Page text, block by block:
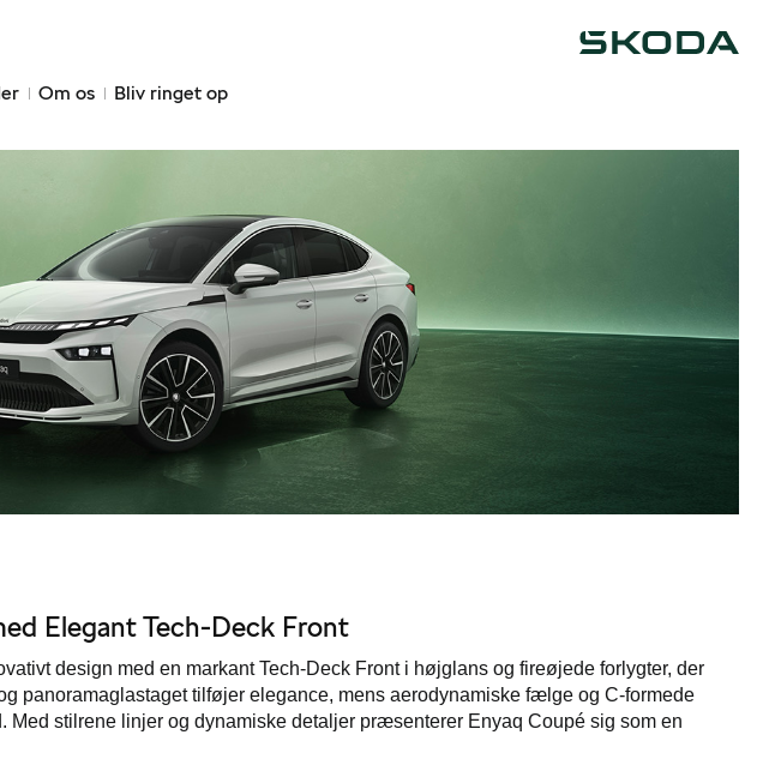
Om os Bliv ringet op
Elegant Tech-Deck Front
design med en markant Tech-Deck Front i højglans og fireøjede forlygter, der
panoramaglastaget tilføjer elegance, mens aerodynamiske fælge og C-formede
stilrene linjer og dynamiske detaljer præsenterer Enyaq Coupé sig som en